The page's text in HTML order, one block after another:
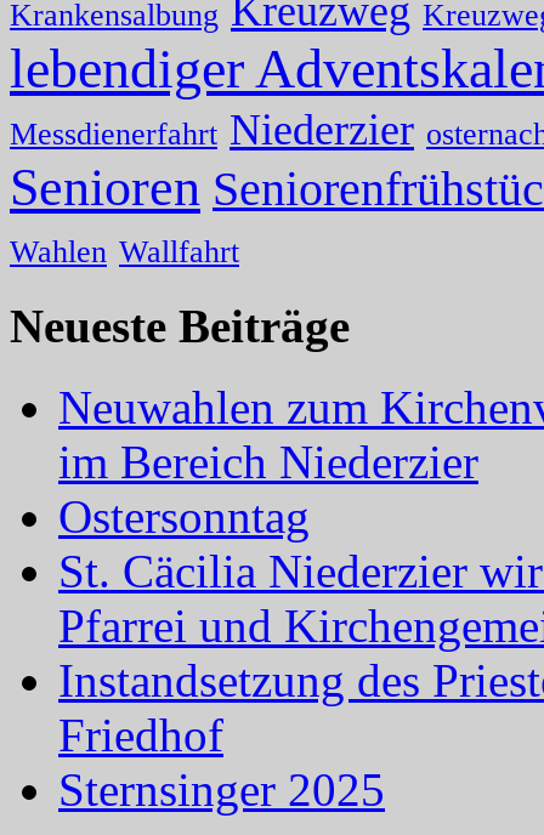
Krankensalbung Kreuzweg
lebendiger
Messdienerfahrt Niederzier
Senioren
Wahlen Wallfahrt
Neueste Beiträge
Neuwahlen zum
im Bereich Niederzier
Ostersonntag
St. Cäcilia Niederzier
Pfarrei und
Instandsetzung des
Friedhof
Sternsinger 2025